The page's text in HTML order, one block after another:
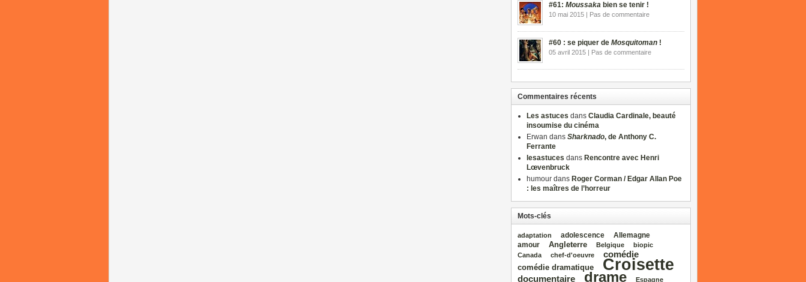
#61: Moussaka bien se tenir !
10 mai 2015 | Pas de commentaire
#60 : se piquer de Mosquitoman !
05 avril 2015 | Pas de commentaire
Commentaires récents
Les astuces dans Claudia Cardinale, beauté
insoumise du cinéma
Erwan dans Sharknado, de Anthony C.
Ferrante
lesastuces dans Rencontre avec Henri
Lœvenbruck
humour dans Roger Corman / Edgar Allan Poe
: les maîtres de l’horreur
Mots-clés
adaptation adolescence Allemagne
amour Angleterre Belgique
biopic
Canada
chef‑d'oeuvre comédie
comédie dramatique Croisette
documentaire drame Espagne